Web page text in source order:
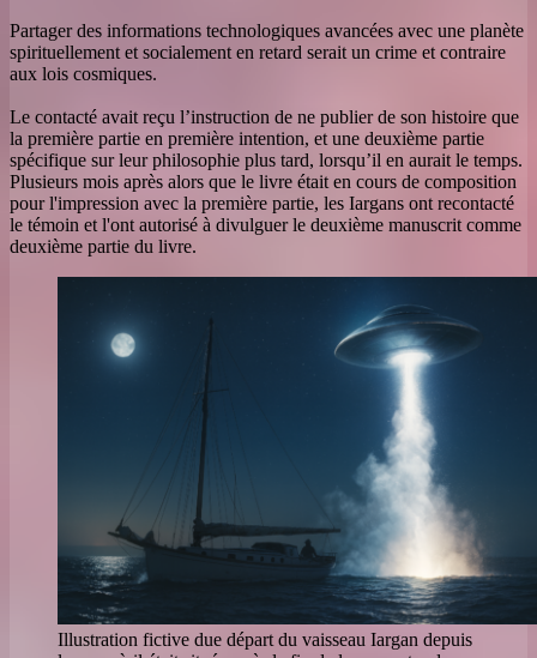
Partager des informations technologiques avancées avec une planète
spirituellement et socialement en retard serait un crime et contraire
aux lois cosmiques.
Le contacté avait reçu l’instruction de ne publier de son histoire que
la première partie en première intention, et une deuxième partie
spécifique sur leur philosophie plus tard, lorsqu’il en aurait le temps.
Plusieurs mois après alors que le livre était en cours de composition
pour l'impression avec la première partie, les Iargans ont recontacté
le témoin et l'ont autorisé à divulguer le deuxième manuscrit comme
deuxième partie du livre.
Illustration fictive due départ du vaisseau Iargan depuis